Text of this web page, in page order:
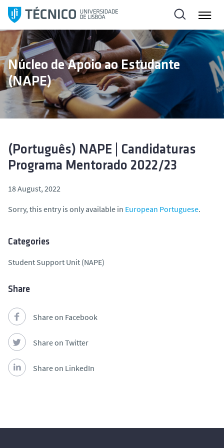
i
p
t
o
o
t
Núcleo de Apoio ao Estudante
(NAPE)
(Português) NAPE | Candidaturas
Programa Mentorado 2022/23
18 August, 2022
Sorry, this entry is only available in European Portuguese.
Categories
Student Support Unit (NAPE)
Share
Share on Facebook
Share on Twitter
Share on LinkedIn